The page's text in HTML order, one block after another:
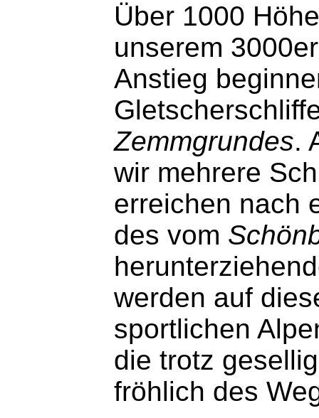
Über 1000
unserem
Anstieg
Zemmgrundes.
wir mehrere
erreichen nach
des vom
werden auf
sportlichen
die trotz
fröhlich des